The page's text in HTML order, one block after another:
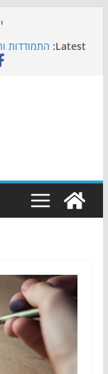
Latest: התמודדות
אי
כדורגל
הקיץ של
בטוח